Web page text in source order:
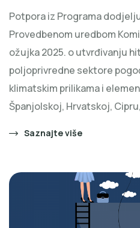
Potpora iz Programa
Provedbenom uredbom
ožujka 2025. o utvrđivanju
poljoprivredne sektore
klimatskim prilikama i
Španjolskoj, Hrvatskoj,
Saznajte više